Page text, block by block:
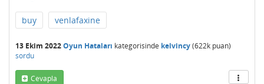
buy venlafaxine
13 Ekim 2022Oyun Hataları kategorisinde kelvincy(622k puan)
sordu
Cevapla